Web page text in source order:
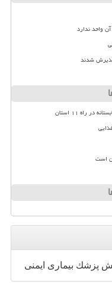
واحد ندارد
پزشك بیماری ایمنی